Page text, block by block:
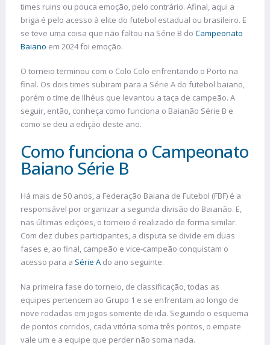
times ruins ou pouca emoção, pelo contrário. Afinal, aqui a
briga é pelo acesso à elite do futebol estadual ou brasileiro. E
se teve uma coisa que não faltou na Série B do Campeonato
Baiano em 2024 foi emoção.
O torneio terminou com o Colo Colo enfrentando o Porto na
final. Os dois times subiram para a Série A do futebol baiano,
porém o time de Ilhéus que levantou a taça de campeão. A
seguir, então, conheça como funciona o Baianão Série B e
como se deu a edição deste ano.
Como funciona o Campeonato
Baiano Série B
Há mais de 50 anos, a Federação Baiana de Futebol (FBF) é a
responsável por organizar a segunda divisão do Baianão. E,
nas últimas edições, o torneio é realizado de forma similar.
Com dez clubes participantes, a disputa se divide em duas
fases e, ao final, campeão e vice-campeão conquistam o
acesso para a Série A do ano seguinte.
Na primeira fase do torneio, de classificação, todas as
equipes pertencem ao Grupo 1 e se enfrentam ao longo de
nove rodadas em jogos somente de ida. Seguindo o esquema
de pontos corridos, cada vitória soma três pontos, o empate
vale um e a equipe que perder não soma nada.